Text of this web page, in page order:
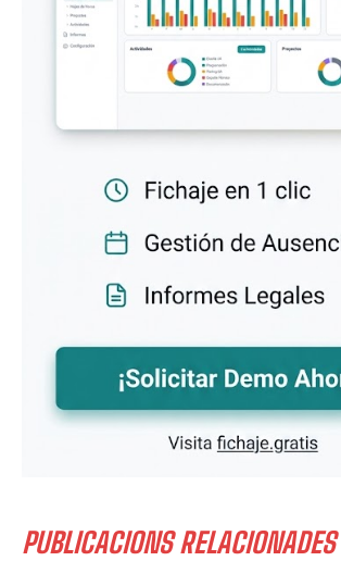
PUBLICACIONS RELACIONADES